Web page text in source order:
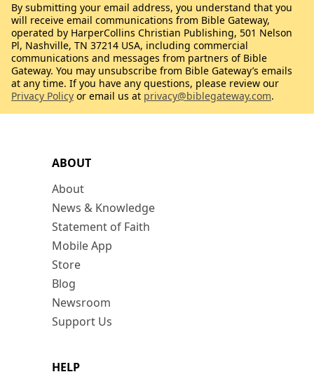
ABOUT
About
News & Knowledge
Statement of Faith
Mobile App
Store
Blog
Newsroom
Support Us
HELP
By submitting your email address, you understand that you
will receive email communications from Bible Gateway,
operated by HarperCollins Christian Publishing, 501 Nelson
Pl, Nashville, TN 37214 USA, including commercial
communications and messages from partners of Bible
Gateway. You may unsubscribe from Bible Gateway’s emails
at any time. If you have any questions, please review our
Privacy Policy or email us at privacy@biblegateway.com.